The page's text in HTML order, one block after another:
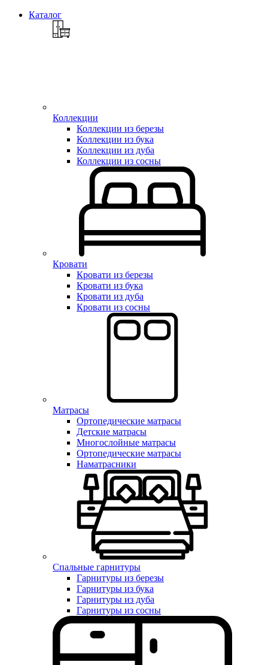
Каталог
Коллекции
Коллекции из березы
Коллекции из бука
Коллекции из дуба
Коллекции из сосны
Кровати
Кровати из березы
Кровати из бука
Кровати из дуба
Кровати из сосны
Матрасы
Ортопедические матрасы
Детские матрасы
Многослойные матрасы
Ортопедические матрасы
Наматрасники
Спальные гарнитуры
Гарнитуры из березы
Гарнитуры из бука
Гарнитуры из дуба
Гарнитуры из сосны